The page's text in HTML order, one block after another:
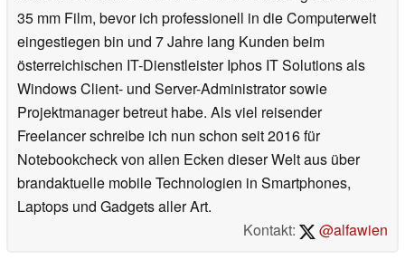
35 mm Film, bevor ich professionell in die Computerwelt
eingestiegen bin und 7 Jahre lang Kunden beim
österreichischen IT-Dienstleister Iphos IT Solutions als
Windows Client- und Server-Administrator sowie
Projektmanager betreut habe. Als viel reisender
Freelancer schreibe ich nun schon seit 2016 für
Notebookcheck von allen Ecken dieser Welt aus über
brandaktuelle mobile Technologien in Smartphones,
Laptops und Gadgets aller Art.
Kontakt:
@alfawien